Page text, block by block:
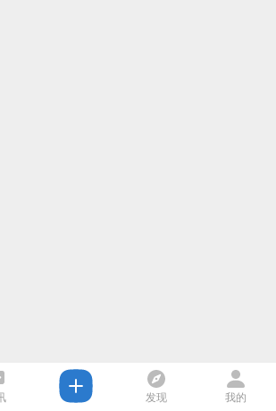
发现 我的